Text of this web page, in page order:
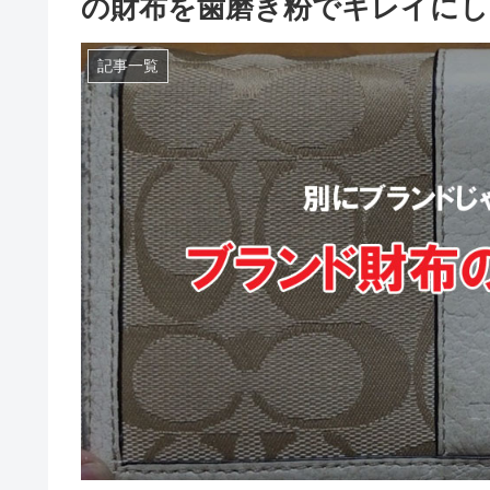
の財布を歯磨き粉でキレイに
記事一覧